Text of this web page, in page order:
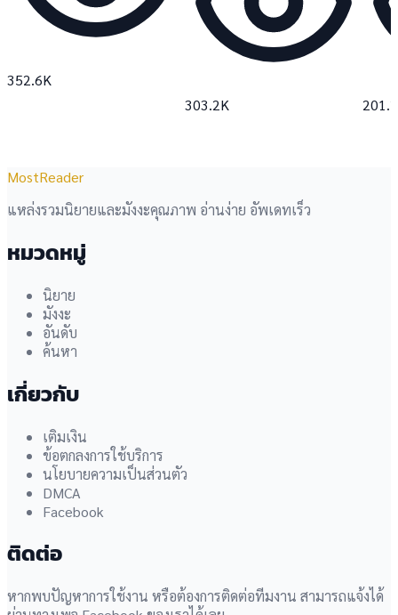
352.6K
303.2K
MostReader
แหล่งรวมนิยายและมังงะคุณภาพ อ่านง่าย อัพเดทเร็ว
หมวดหมู่
นิยาย
มังงะ
อันดับ
ค้นหา
เกี่ยวกับ
เติมเงิน
ข้อตกลงการใช้บริการ
นโยบายความเป็นส่วนตัว
DMCA
Facebook
ติดต่อ
หากพบปัญหาการใช้งาน หรือต้องการติดต่อทีมงาน สามารถแจ้งได้